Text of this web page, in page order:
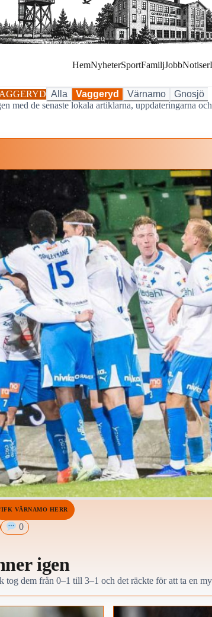
HemNyheterSportFamiljJobbNotiser
Alla Vaggeryd Värnamo
Gnosjö
med de senaste lokala artiklarna, uppdateringarna
VÄRNAMO HERR
0
igen
dem från 0–1 till 3–1 och det räckte för att ta en